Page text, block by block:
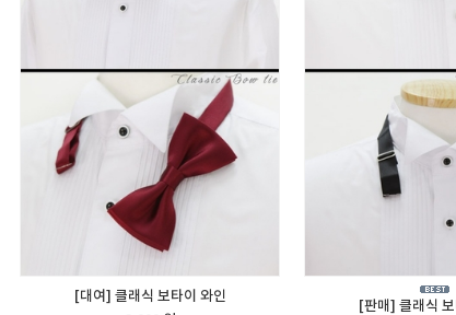
[대여] 클래식 보타이 와인
[판매] 클래식